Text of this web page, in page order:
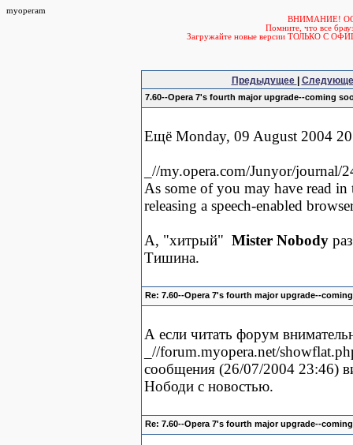
myoperam
ВНИМАНИЕ!
Помните, что все
Загружайте новые версии ТОЛЬКО С
Предыдущее
7.60--Opera 7's fourth major upgrade--coming
Ещё Monday, 09 August 2004
_//my.opera.com/Junyor/journal/
As some of you may have read in
releasing a speech-enabled
А, "хитрый" Mister Nobody
Тишина.
Re: 7.60--Opera 7's fourth major upgrade--
А если читать форум
_//forum.myopera.net/
сообщения (26/07/2004 23:46)
Нободи с новостью.
Re: 7.60--Opera 7's fourth major upgrade--